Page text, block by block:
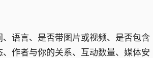
语言、是否带图片或视频、是否包含
作者与你的关系、互动数量、媒体安